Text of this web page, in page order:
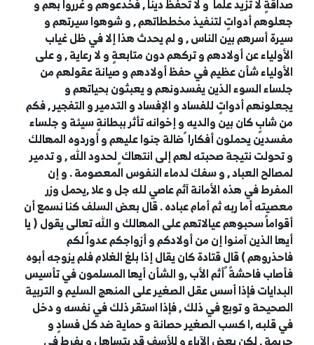
صداقةٍ لا تزيد علما ً و لا تحفظ دينا , فخدعوهم و غرروا بهم و
جعلوهم أدواتٍ لتنفيذ مخططاتهم , و شوهوا سيرتهم و
سيرة أسرهم بين الناس , و لم يحدث هذا إلا في ظل غياب
الأولياء عن أولادهم و تركهم دون متابعةٍ و لا رعاية , و على
الأولياء شأن عظيم في حفظ أولادهم و صيانة عقولهم من
جلساء السوء الذين يفسدونهم و يعبثون بحياتهم و
يجعلونهم أدواتٍ للفساد و الإفساد و التدمير و التفجير , فكم
من شابٍ كان بين والديه و إخوانه تأثر ببطانةٍ سيئة و جلساء
مفسدين يحملون أفكارا ً ضالة جنوا عليهم و أوردوه المهالك
و تحولت نتيجة صحبته لهم إلى انتهاك ٍ لحدود الله , و تدمير
لمصالح العباد , و سفك لدماء النفوس المعصومة . و إن
المفرط في هذه الأمانة آثم عاصي لله جل و علا ,يحمل وزر
معصيته أما ربه ثم أمام عباده . قال بعض السلف كنا نسمع أن
أقواماً سحبوهم عيالاتهم على المهالك و الله تعالى يقول ( يا
أيها الذين آمنوا إن من أولادكم و أزواجكم عدواً لكم
فاحذروهم ) قال قتادة كان يقال إذا بلغ الغلام فلم يزوجه أبوه
فأصاب فاحشةً ً أثم الأب ,و الشأن أيها المسلمون في تأسيس
البدايات فإذا أسس عقل الصغير على المنهج السليم و التربية
الصحيحة و توبع في ذلك , فإذا استقر ذلك في نفسه و دخل
في قلبه ,ا كسب الصغير حصانة و حماية ضد كل فسادٍ و
جريمة , لكن بعض الآباء و للأسف قد يتساهل و يفرط في